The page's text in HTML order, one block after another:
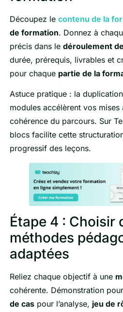
Découpez le contenu de la
de formation. Donnez à
précis dans le déroulement
durée, prérequis, livrables et
pour chaque partie de la
Astuce pratique : la
modules accélèrent vos
cohérence du parcours. Sur
blocs facilite cette
progressif des leçons.
Étape 4 : Choisir
méthodes
adaptées
Reliez chaque objectif à une
cohérente. Démonstration
de cas pour l’analyse, jeu de